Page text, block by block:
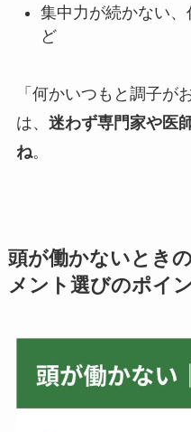
集中力が続かない
ど
「何かいつもと調子が
は、 迷わず専門家や医
ね。
頭が働かないとき
メント選びのポイ